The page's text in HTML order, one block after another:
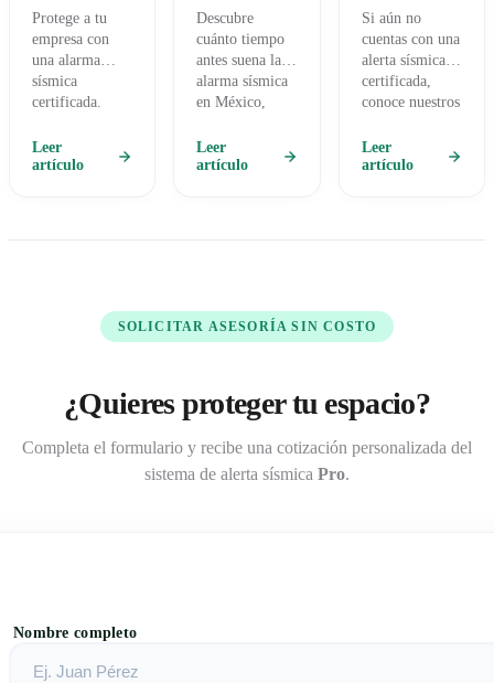
seguridad
para negocios
en México
Protege a tu
empresa con
una alarma
sísmica
certificada.
valiosos y cuida
la salud de tu
Leer
artículo
alarma
sísmica
cuando
ocurre un
sismo en
Descubre
cuánto tiempo
antes suena la
alarma sísmica
en México,
el sistema
SASMEX y por
vidas.
Leer
artículo
y para qué
sirve?
Si aún no
cuentas con una
alerta sísmica
certificada,
conoce nuestros
Alertándote y
comienza a
Leer
artículo
SOLICITAR ASESORÍA SIN COSTO
¿Quieres proteger tu espacio?
Completa el formulario y recibe una cotización personalizada del
sistema de alerta sísmica Pro.
Nombre completo